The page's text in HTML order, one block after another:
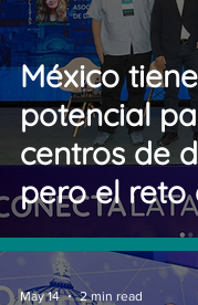
México tiene
potencial
centros de
pero el reto
energía,
y políticas
May 14 2 min read